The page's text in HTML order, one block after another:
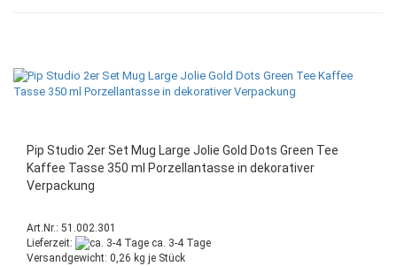
Pip Studio 2er Set Mug Large Jolie Gold Dots Green Tee
Kaffee Tasse 350 ml Porzellantasse in dekorativer
Verpackung
Art.Nr.: 51.002.301
Lieferzeit:
ca. 3-4 Tage
Versandgewicht: 0,26 kg je Stück